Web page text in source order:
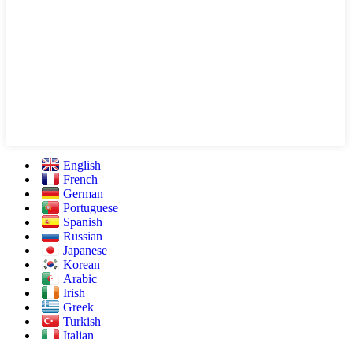
English
French
German
Portuguese
Spanish
Russian
Japanese
Korean
Arabic
Irish
Greek
Turkish
Italian